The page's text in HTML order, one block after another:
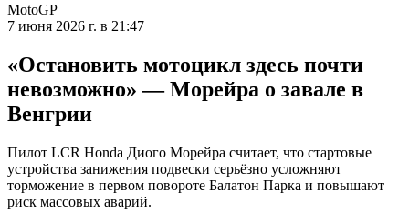
MotoGP
7 июня 2026 г. в 21:47
«Остановить мотоцикл здесь почти
невозможно» — Морейра о завале в
Венгрии
Пилот LCR Honda Диого Морейра считает, что стартовые
устройства занижения подвески серьёзно усложняют
торможение в первом повороте Балатон Парка и повышают
риск массовых аварий.